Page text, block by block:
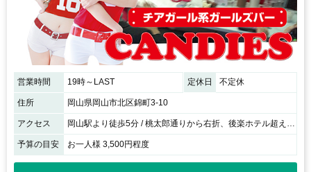
営業時間 19時～LAST 定休日 不定休
住所 岡山県岡山市北区錦町3-10
アクセス 岡山駅より徒歩5分 / 桃太郎通りから右折、後楽ホテル超えて右手すぐ！
予算の目安 お一人様 3,500円程度